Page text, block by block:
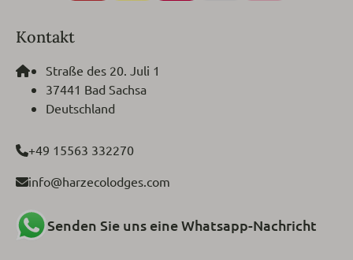
Kontakt
Straße des 20. Juli 1
37441 Bad Sachsa
Deutschland
+49 15563 332270
info@harzecolodges.com
Senden Sie uns eine Whatsapp-Nachricht